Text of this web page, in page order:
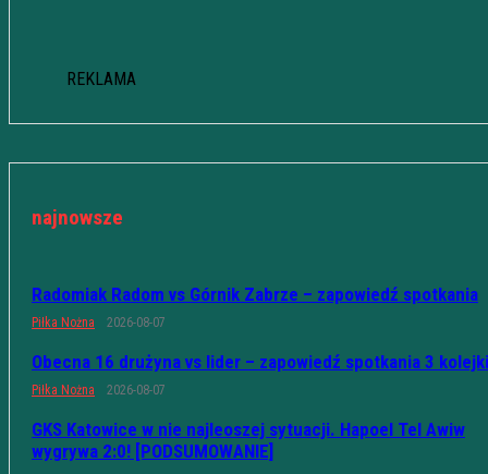
REKLAMA
najnowsze
Radomiak Radom vs Górnik Zabrze – zapowiedź spotkania
Piłka Nożna 2026-08-07
Obecna 16 drużyna vs lider – zapowiedź spotkania 3 kolejki
Piłka Nożna 2026-08-07
GKS Katowice w nie najleoszej sytuacji. Hapoel Tel Awiw
wygrywa 2:0! [PODSUMOWANIE]